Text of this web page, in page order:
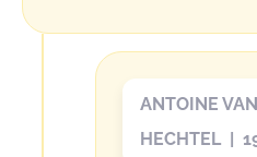
ANTOINE
HECHTEL |